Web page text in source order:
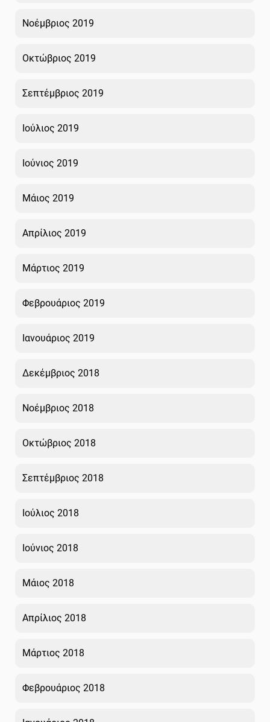
Νοέμβριος 2019
Οκτώβριος 2019
Σεπτέμβριος 2019
Ιούλιος 2019
Ιούνιος 2019
Μάιος 2019
Απρίλιος 2019
Μάρτιος 2019
Φεβρουάριος 2019
Ιανουάριος 2019
Δεκέμβριος 2018
Νοέμβριος 2018
Οκτώβριος 2018
Σεπτέμβριος 2018
Ιούλιος 2018
Ιούνιος 2018
Μάιος 2018
Απρίλιος 2018
Μάρτιος 2018
Φεβρουάριος 2018